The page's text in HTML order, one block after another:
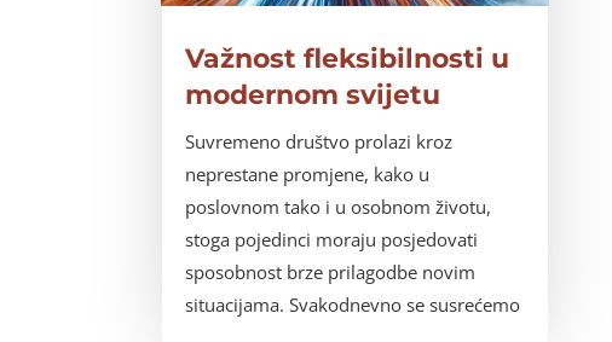
Važnost fleksibilnosti u
modernom svijetu​
Suvremeno društvo prolazi kroz
neprestane promjene, kako u
poslovnom tako i u osobnom životu,
stoga pojedinci moraju posjedovati
sposobnost brze prilagodbe novim
situacijama. Svakodnevno se susrećemo